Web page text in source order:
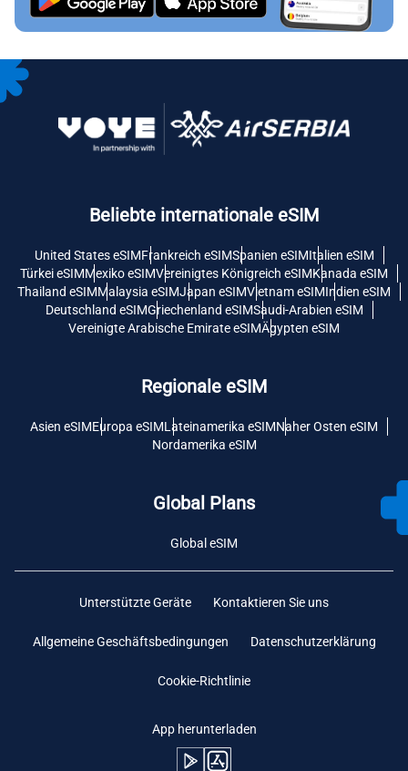
Beliebte internationale eSIM
United States eSIMFrankreich eSIMSpanien eSIMItalien eSIM
Türkei eSIMMexiko eSIMVereinigtes Königreich eSIMKanada eSIM
Thailand eSIMMalaysia eSIMJapan eSIMVietnam eSIMIndien eSIM
Deutschland eSIMGriechenland eSIMSaudi-Arabien eSIM
Vereinigte Arabische Emirate eSIMÄgypten eSIM
Regionale eSIM
Asien eSIMEuropa eSIMLateinamerika eSIMNaher Osten eSIM
Nordamerika eSIM
Global Plans
Global eSIM
Unterstützte Geräte Kontaktieren Sie uns
Allgemeine Geschäftsbedingungen Datenschutzerklärung
Cookie-Richtlinie
App herunterladen